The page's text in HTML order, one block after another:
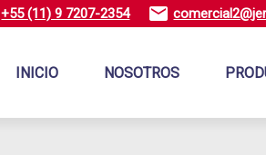
+55 (11) 9 7207-2354
INICIO NOSOTROS